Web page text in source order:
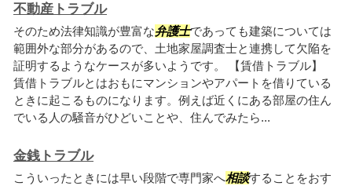
不動産トラブル
そのため法律知識が豊富な弁護士であっても建築については
範囲外な部分があるので、土地家屋調査士と連携して欠陥を
証明するようなケースが多いようです。 【賃借トラブル】
賃借トラブルとはおもにマンションやアパートを借りている
ときに起こるものになります。例えば近くにある部屋の住ん
でいる人の騒音がひどいことや、住んでみたら...
金銭トラブル
こういったときには早い段階で専門家へ相談することをおす